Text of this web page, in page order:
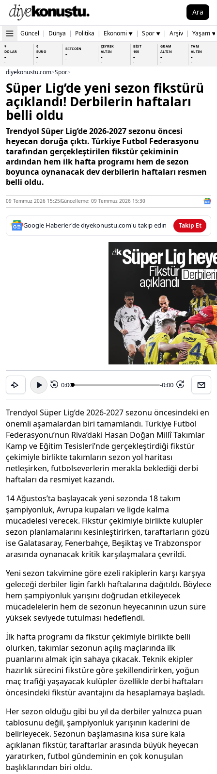
Ara
Güncel | Dünya | Politika | Ekonomi ▼ | Spor ▼ | Arşiv | Yaşam ▼
$
DOLAR
-
-
€
EURO
-
-
BİTCOİN
-
-
ÇEYREK
ALTIN
-
-
BİST
100
-
-
GRAM
ALTIN
-
-
TAM
ALTIN
-
-
diyekonustu.com>Spor>
Süper Lig’de yeni sezon fikstürü
açıklandı! Derbilerin haftaları
belli oldu
Trendyol Süper Lig’de 2026-2027 sezonu öncesi
heyecan doruğa çıktı. Türkiye Futbol Federasyonu
tarafından gerçekleştirilen fikstür çekiminin
ardından hem ilk hafta programı hem de sezon
boyunca oynanacak dev derbilerin haftaları resmen
belli oldu.
09 Temmuz 2026 15:25Güncelleme: 09 Temmuz 2026 15:30
Google Haberler'de diyekonustu.com'u takip edin Takip Et
15 0:00 -0:00 15
Trendyol Süper Lig’de 2026-2027 sezonu öncesindeki en
önemli aşamalardan biri tamamlandı. Türkiye Futbol
Federasyonu’nun Riva’daki Hasan Doğan Millî Takımlar
Kamp ve Eğitim Tesisleri’nde gerçekleştirdiği fikstür
çekimiyle birlikte takımların sezon yol haritası
netleşirken, futbolseverlerin merakla beklediği derbi
haftaları da resmiyet kazandı.
14 Ağustos’ta başlayacak yeni sezonda 18 takım
şampiyonluk, Avrupa kupaları ve ligde kalma
mücadelesi verecek. Fikstür çekimiyle birlikte kulüpler
sezon planlamalarını kesinleştirirken, taraftarların gözü
ise Galatasaray, Fenerbahçe, Beşiktaş ve Trabzonspor
arasında oynanacak kritik karşılaşmalara çevrildi.
Yeni sezon takvimine göre ezeli rakiplerin karşı karşıya
geleceği derbiler ligin farklı haftalarına dağıtıldı. Böylece
hem şampiyonluk yarışını doğrudan etkileyecek
mücadelelerin hem de sezonun heyecanının uzun süre
yüksek seviyede tutulması hedeflendi.
İlk hafta programı da fikstür çekimiyle birlikte belli
olurken, takımlar sezonun açılış maçlarında ilk
puanlarını almak için sahaya çıkacak. Teknik ekipler
hazırlık sürecini fikstüre göre şekillendirirken, yoğun
maç trafiği yaşayacak kulüpler özellikle derbi haftaları
öncesindeki fikstür avantajını da hesaplamaya başladı.
Her sezon olduğu gibi bu yıl da derbiler yalnızca puan
tablosunu değil, şampiyonluk yarışının kaderini de
belirleyecek. Sezonun başlamasına kısa süre kala
açıklanan fikstür, taraftarlar arasında büyük heyecan
yaratırken, futbol gündeminin en çok konuşulan
başlıklarından biri oldu.